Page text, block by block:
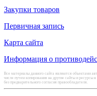
Закупки товаров
Первичная запись
Карта сайта
Информация о
Все материалы данного сайта являются объектами
числе путем копирования на другие сайты и ресурсы
без предварительного согласия правообладателя.